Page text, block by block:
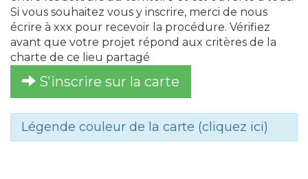
Si vous souhaitez vous y inscrire, merci de nous
écrire à xxx pour recevoir la procédure. Vérifiez
avant que votre projet répond aux critères de la
charte de ce lieu partagé
S'inscrire sur la carte
Légende couleur de la carte (cliquez ici)